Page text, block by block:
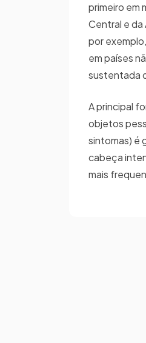
primeiro em
Central e da
por
em países
sustentada
A principal
objetos
sintomas) é
cabeça
mais